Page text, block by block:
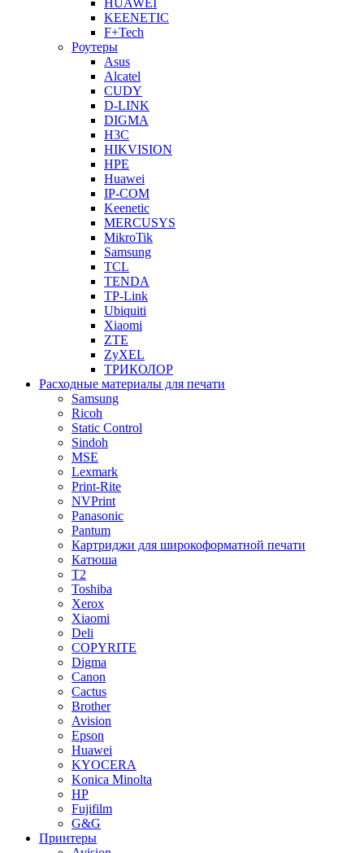
HUAWEI
KEENETIC
F+Tech
Роутеры
Asus
Alcatel
CUDY
D-LINK
DIGMA
H3C
HIKVISION
HPE
Huawei
IP-COM
Keenetic
MERCUSYS
MikroTik
Samsung
TCL
TENDA
TP-Link
Ubiquiti
Xiaomi
ZTE
ZyXEL
ТРИКОЛОР
Расходные материалы для печати
Samsung
Ricoh
Static Control
Sindoh
MSE
Lexmark
Print-Rite
NVPrint
Panasonic
Pantum
Картриджи для широкоформатной печати
Катюша
T2
Toshiba
Xerox
Xiaomi
Deli
COPYRITE
Digma
Canon
Cactus
Brother
Avision
Epson
Huawei
KYOCERA
Konica Minolta
HP
Fujifilm
G&G
Принтеры